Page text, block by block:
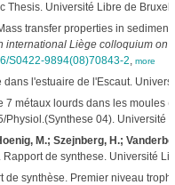
Thesis. Université Libre de
transfer properties in
international Liège colloquium
S0422-9894(08)70843-2, more
l'estuaire de l'Escaut.
métaux lourds dans les moules (
Physiol.(Synthese 04). Université
M.; Szejnberg, H.;
de synthese. Université
de synthèse. Premier niveau